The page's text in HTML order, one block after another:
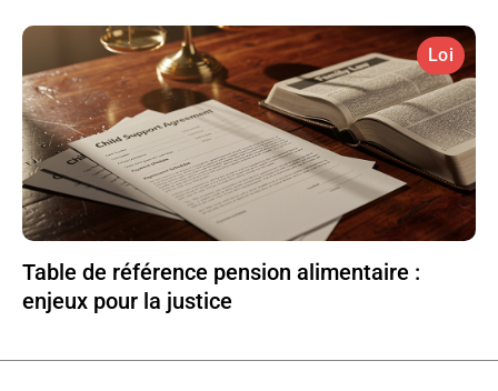
Loi
Table de référence pension alimentaire :
enjeux pour la justice